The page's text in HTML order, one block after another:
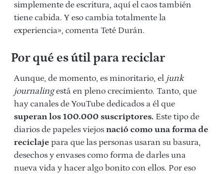
simplemente de escritura, aquí el caos también
tiene cabida. Y eso cambia totalmente la
experiencia», comenta Teté Durán.
Por qué es útil para reciclar
Aunque, de momento, es minoritario, el junk
journalingestá en pleno crecimiento. Tanto, que
hay canales de YouTube dedicados a él que
superan los 100.000 suscriptores. Este tipo de
diarios de papeles viejos nació como una forma de
reciclaje para que las personas usaran su basura,
desechos y envases como forma de darles una
nueva vida y hacer algo bonito con ellos. Por eso